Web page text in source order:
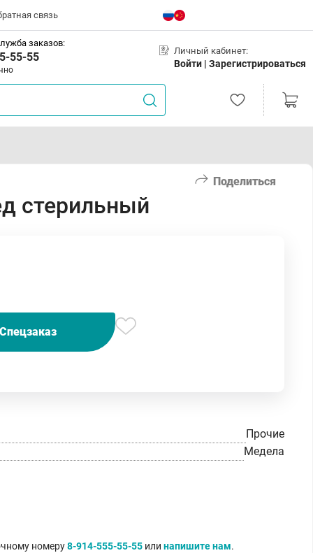
связь
заказов:
55-55 Личный кабинет:
Войти | Зарегистрироваться
Поделиться
стерильный
Спецзаказ
Прочие
Медела
номеру8-914-555-55-55 или напишите нам.